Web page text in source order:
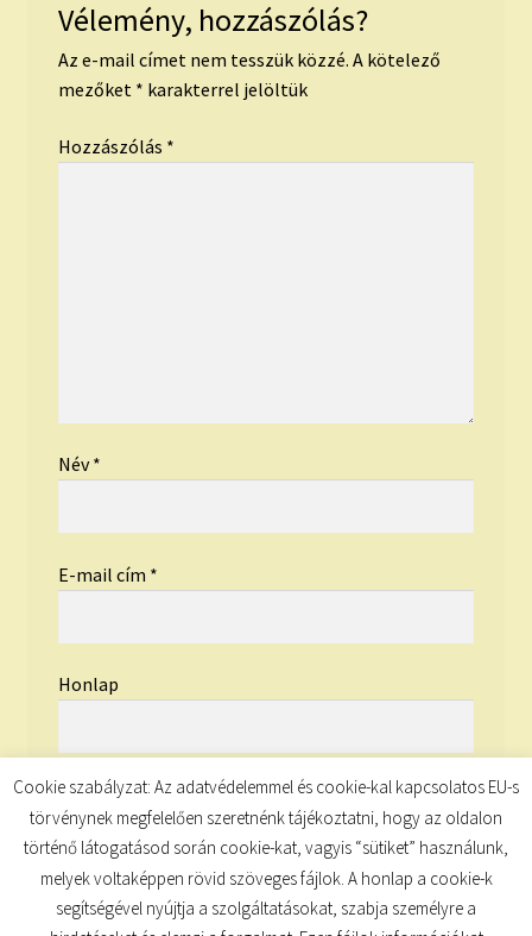
Vélemény, hozzászólás?
Az e-mail címet nem tesszük közzé. A kötelező
mezőket * karakterrel jelöltük
Hozzászólás *
Név*
E-mail cím *
Honlap
Cookie szabályzat: Az adatvédelemmel és cookie-kal kapcsolatos EU-s
törvénynek megfelelően szeretnénk tájékoztatni, hogy az oldalon
történő látogatásod során cookie-kat, vagyis “sütiket” használunk,
melyek voltaképpen rövid szöveges fájlok. A honlap a cookie-k
segítségével nyújtja a szolgáltatásokat, szabja személyre a